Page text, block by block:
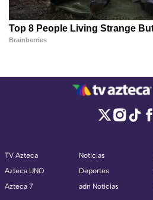
TV Azteca
Azteca UNO
Azteca 7
Noticias
Deportes
adn Noticias